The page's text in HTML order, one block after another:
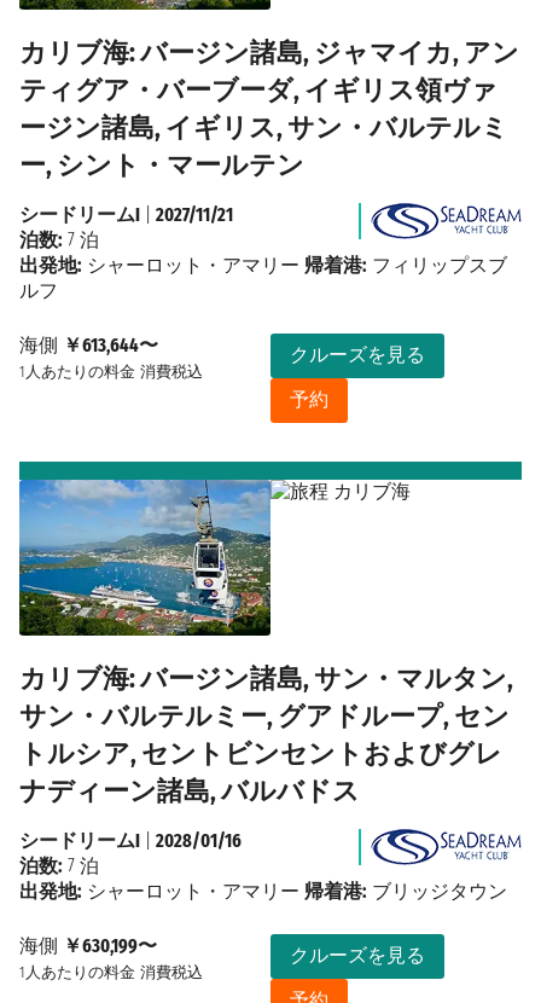
カリブ海: バージン諸島, ジャマイカ, アン
ティグア・バーブーダ, イギリス領ヴァ
ージン諸島, イギリス, サン・バルテルミ
ー, シント・マールテン
海側 ￥613,644〜
1人あたりの料金 消費税込
クルーズを見る
予約
シードリームI
2027/11/21
泊数: 7 泊
出発地: シャーロット・アマリー 帰着港: フィリップスブ
ルフ
カリブ海: バージン諸島, サン・マルタン,
サン・バルテルミー, グアドループ, セン
トルシア, セントビンセントおよびグレ
ナディーン諸島, バルバドス
海側 ￥630,199〜
1人あたりの料金 消費税込
クルーズを見る
シードリームI
2028/01/16
泊数: 7 泊
出発地: シャーロット・アマリー 帰着港: ブリッジタウン